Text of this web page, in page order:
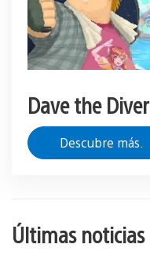
Dave the Diver
Descubre más.
Últimas noticias